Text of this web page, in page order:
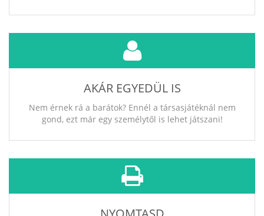
AKÁR EGYEDÜL IS
Nem érnek rá a barátok? Ennél a társasjátéknál nem
gond, ezt már egy személytől is lehet játszani!